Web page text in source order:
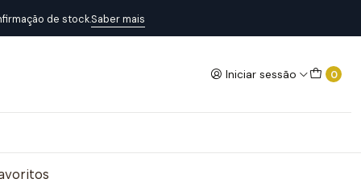
Iniciar sessão 0
de stock.Saber mais